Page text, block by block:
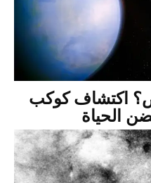
اكتشاف كوكب
الحياة